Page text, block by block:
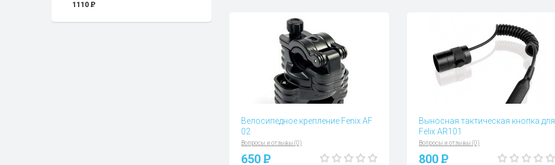
1110 P
Велосипедное крепление Fenix AF
02
Вопросы и отзывы (0)
650 P
Выносная тактическая кнопка для
Felix AR101
Вопросы и отзывы (0)
800 P